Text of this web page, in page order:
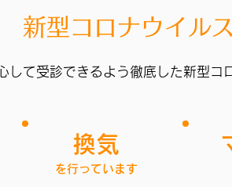
新型コロナウイル
して受診できるよう徹底した新型コ
換気
を行っています